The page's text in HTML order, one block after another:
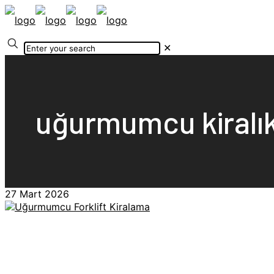
✕
uğurmumcu
27 Mart 2026